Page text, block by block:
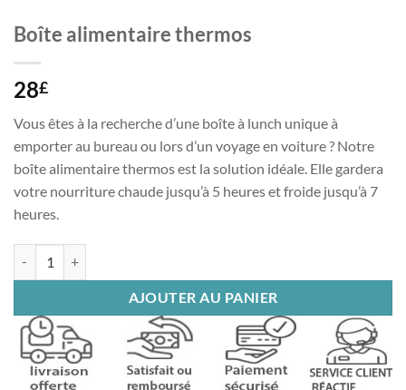
Boîte alimentaire thermos
28£
Vous êtes à la recherche d’une boîte à lunch unique à
emporter au bureau ou lors d’un voyage en voiture ? Notre
boîte alimentaire thermos est la solution idéale. Elle gardera
votre nourriture chaude jusqu’à 5 heures et froide jusqu’à 7
heures.
AJOUTER AU PANIER